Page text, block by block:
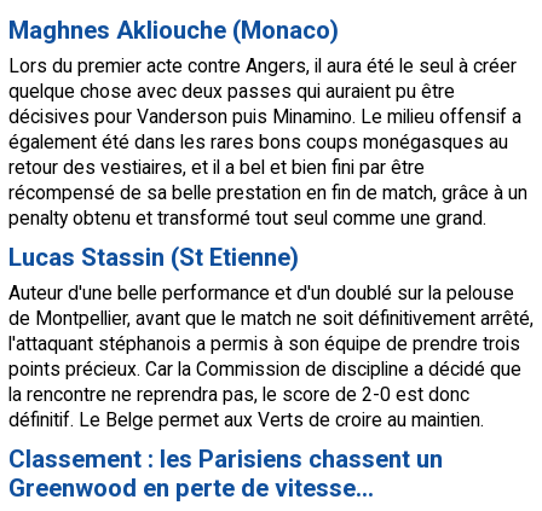
Maghnes Akliouche (Monaco)
Lors du premier acte contre Angers, il aura été le seul à créer
quelque chose avec deux passes qui auraient pu être
décisives pour Vanderson puis Minamino. Le milieu offensif a
également été dans les rares bons coups monégasques au
retour des vestiaires, et il a bel et bien fini par être
récompensé de sa belle prestation en fin de match, grâce à un
penalty obtenu et transformé tout seul comme une grand.
Lucas Stassin (St Etienne)
Auteur d'une belle performance et d'un doublé sur la pelouse
de Montpellier, avant que le match ne soit définitivement arrêté,
l'attaquant stéphanois a permis à son équipe de prendre trois
points précieux. Car la Commission de discipline a décidé que
la rencontre ne reprendra pas, le score de 2-0 est donc
définitif. Le Belge permet aux Verts de croire au maintien.
Classement : les Parisiens chassent un
Greenwood en perte de vitesse...